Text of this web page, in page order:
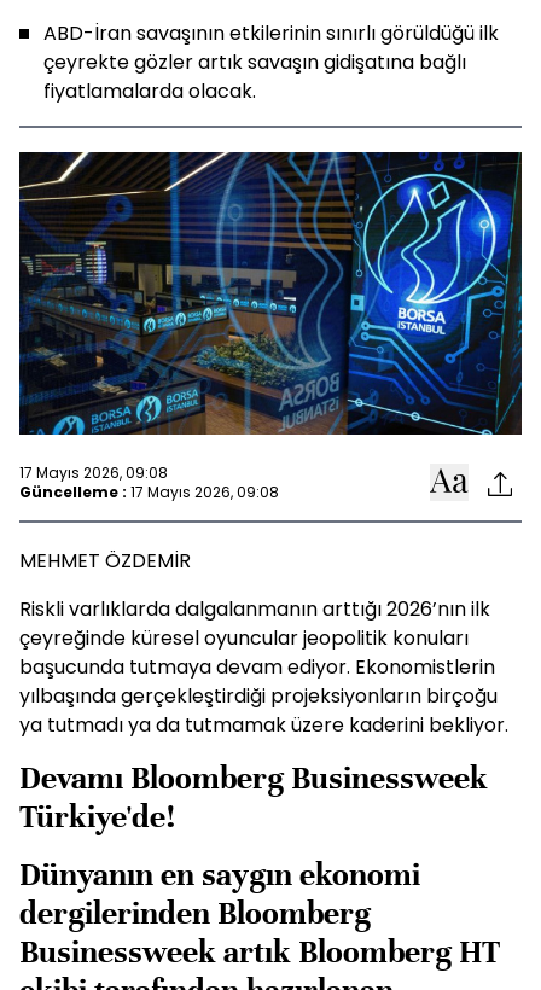
ABD-İran savaşının etkilerinin sınırlı görüldüğü ilk
çeyrekte gözler artık savaşın gidişatına bağlı
fiyatlamalarda olacak.
17 Mayıs 2026, 09:08
Güncelleme : 17 Mayıs 2026, 09:08
MEHMET ÖZDEMİR
Riskli varlıklarda dalgalanmanın arttığı 2026’nın ilk
çeyreğinde küresel oyuncular jeopolitik konuları
başucunda tutmaya devam ediyor. Ekonomistlerin
yılbaşında gerçekleştirdiği projeksiyonların birçoğu
ya tutmadı ya da tutmamak üzere kaderini bekliyor.
Devamı Bloomberg Businessweek
Türkiye'de!
Dünyanın en saygın ekonomi
dergilerinden Bloomberg
Businessweek artık Bloomberg HT